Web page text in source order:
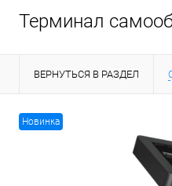
Терминал
ВЕРНУТЬСЯ В РАЗДЕЛ
Новинка